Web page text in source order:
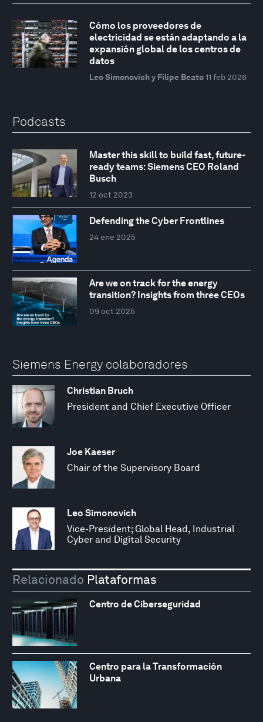
Cómo los proveedores de
electricidad se están adaptando a la
expansión global de los centros de
datos
Leo Simonovich y Filipe Beato 11 feb 2026
Podcasts
Master this skill to build fast, future-
ready teams: Siemens CEO Roland
Busch
12 oct 2023
Defending the Cyber Frontlines
24 ene 2025
Are we on track for the energy
transition? Insights from three CEOs
09 oct 2025
Siemens Energy colaboradores
Christian Bruch
President and Chief Executive Officer
Joe Kaeser
Chair of the Supervisory Board
Leo Simonovich
Vice-President; Global Head, Industrial
Cyber and Digital Security
Relacionado Plataformas
Centro de Ciberseguridad
Centro para la Transformación
Urbana